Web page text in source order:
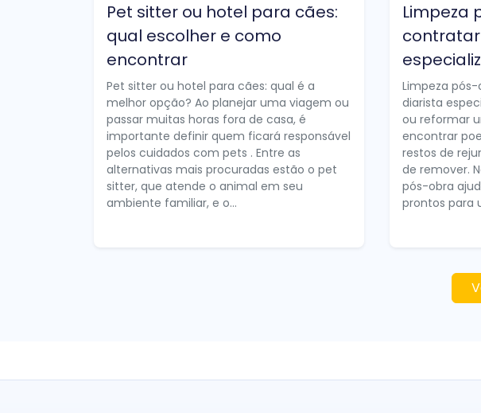
Pet sitter ou hotel para cães:
qual escolher e como
encontrar
Pet sitter ou hotel para cães: qual é a
melhor opção? Ao planejar uma viagem ou
passar muitas horas fora de casa, é
importante definir quem ficará responsável
pelos cuidados com pets . Entre as
alternativas mais procuradas estão o pet
sitter, que atende o animal em seu
ambiente familiar, e o...
Limpeza
Limpeza
diarista
ou reformar
encontrar
restos de
de remover.
pós-obra
prontos para